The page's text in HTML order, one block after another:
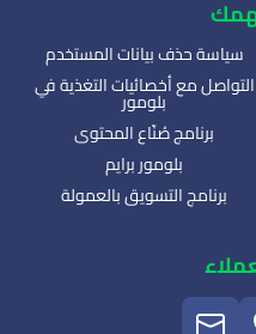
سياسة حذف بيانات المستخدم
التواصل مع أخصائيات التغذية في
بلومور
برنامج صُنّاع المحتوى
بلومور برايم
برنامج التسويق بالعمولة